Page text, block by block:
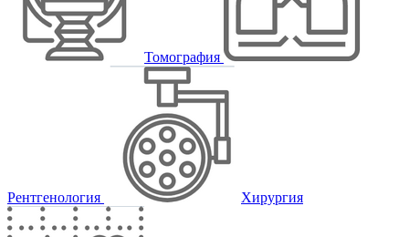
Томография
Рентгенология Хирургия